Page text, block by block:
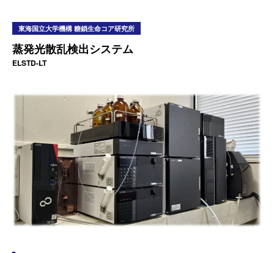
東海国立大学機構 糖鎖生命コア研究所
蒸発光散乱検出システム
ELSTD-LT